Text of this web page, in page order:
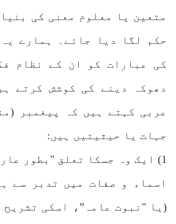
متعین یا معلوم معنی کی
حکم لگا دیا جائے۔ ہمارے
کی عبارات کو ان کے نظام
دھوکہ دینے کی کوشش کرتے
عربی کہتے ہیں کہ پیغمبر
جہات یا حیثیتیں ہیں:
1) ایک وہ جسکا تعلق "بطور
اسماء و صفات میں تدبر سے
(یا "نبوت عامہ”، اسکی